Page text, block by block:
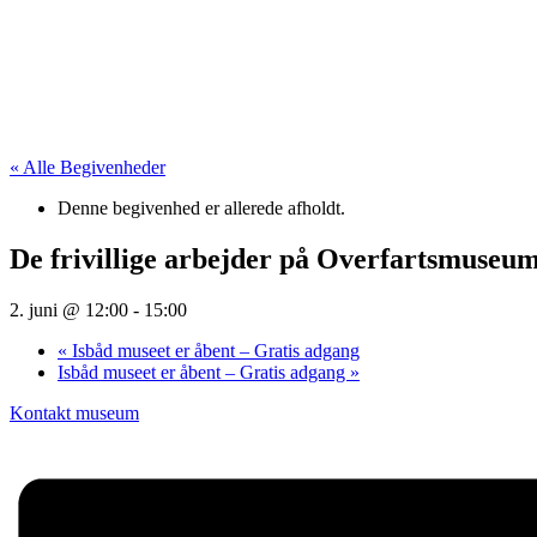
« Alle Begivenheder
Denne begivenhed er allerede afholdt.
De frivillige arbejder på
2. juni @ 12:00 - 15:00
« Isbåd museet er åbent – Gratis adgang
Isbåd museet er åbent – Gratis adgang »
Kontakt museum